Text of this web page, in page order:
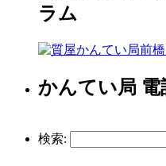
ラム
かんてい局 電
検索: